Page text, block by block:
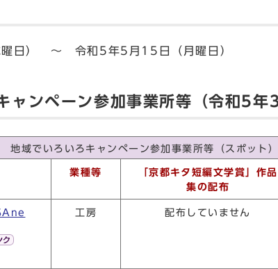
日） ～ 令和5年5月15日（月曜日）
ンペーン参加事業所等（令和5年
地域でいろいろキャンペーン参加事業所等（スポッ
業種等
「京都キタ短編文学賞」作品
集の配布
工房 配布していません